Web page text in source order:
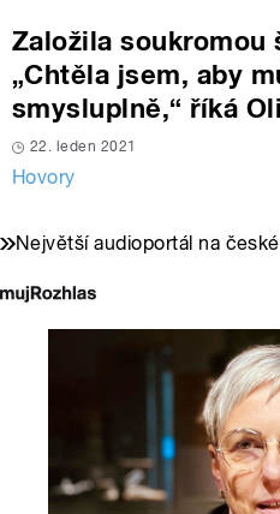
Založila soukromou
„Chtěla jsem, aby
smysluplně,“ říká
22. leden 2021
Hovory
Největší audioportál na